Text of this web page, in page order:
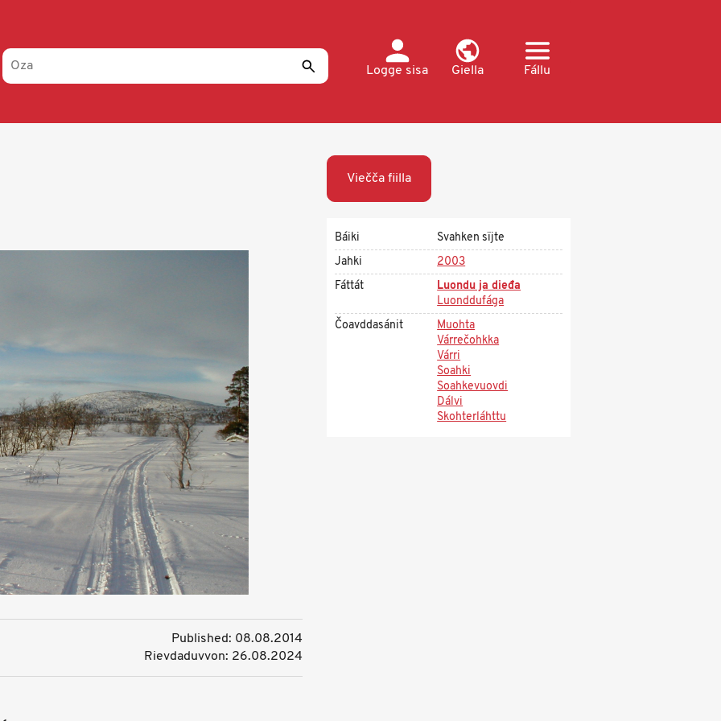
Logge sisa
Giella Fállu
Published: 08.08.2014
Rievdaduvvon: 26.08.2024
Viečča fiilla
Báiki
Svahken sïjte
Jahki
2003
Fáttát
Luondu ja dieđa
Luonddufága
Čoavddasánit
Muohta
Várrečohkka
Várri
Soahki
Soahkevuovdi
Dálvi
Skohterláhttu